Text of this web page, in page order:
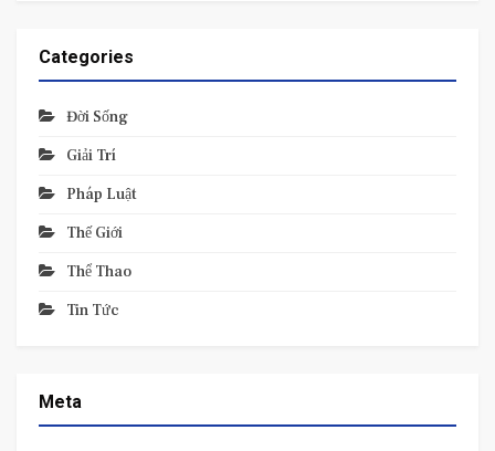
Categories
Đời Sống
Giải Trí
Pháp Luật
Thế Giới
Thể Thao
Tin Tức
Meta